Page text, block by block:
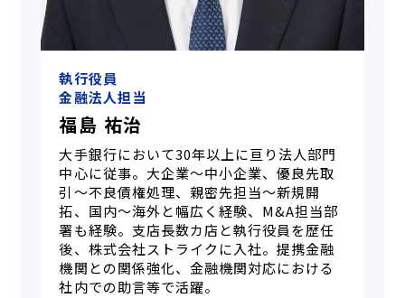
執行役員
金融法人担当
福島 祐治
大手銀行において30年以上に亘り法人部門
中心に従事。大企業～中小企業、優良先取
引～不良債権処理、親密先担当～新規開
拓、国内～海外と幅広く経験、M&A担当部
署も経験。支店長数カ店と執行役員を歴任
後、株式会社ストライクに入社。提携金融
機関との関係強化、金融機関対応における
社内での助言等で活躍。